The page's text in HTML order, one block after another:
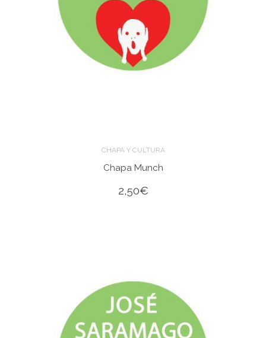
CHAPA Y CULTURA
Chapa Munch
2,50€